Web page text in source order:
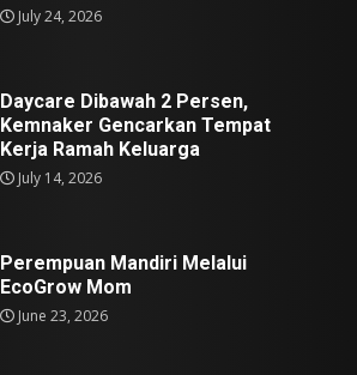
July 24, 2026
Daycare Dibawah 2 Persen,
Kemnaker Gencarkan Tempat
Kerja Ramah Keluarga
July 14, 2026
Perempuan Mandiri Melalui
EcoGrow Mom
June 23, 2026